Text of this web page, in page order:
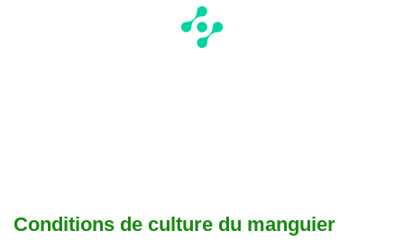
Conditions de culture du manguier